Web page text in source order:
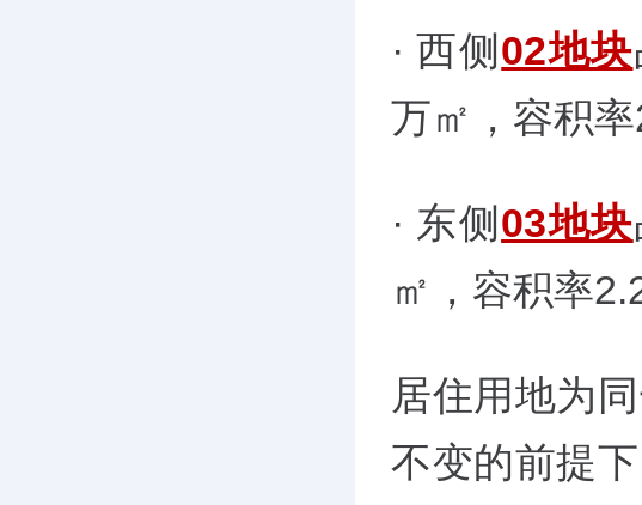
· 西侧 02地块
万㎡，容积率
· 东侧 03地块
㎡，容积率
居住用地为
不变的前提